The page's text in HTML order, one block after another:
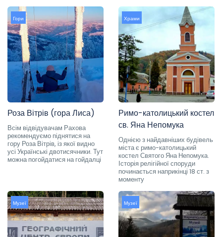
Гори
Роза Вітрів (гора Лиса)
Всім відвідувачам Рахова
рекомендуємо піднятися на
гору Роза Вітрів, із якої видно
усі Українські двотисячники. Тут
можна погойдатися на гойдалці
Храми
Римо-католицький костел
св. Яна Непомука
Однією з найдавніших будівель
міста є римо-католицький
костел Святого Яна Непомука.
Історія релігійної споруди
починається наприкінці 18 ст. з
моменту
Музеї Музеї